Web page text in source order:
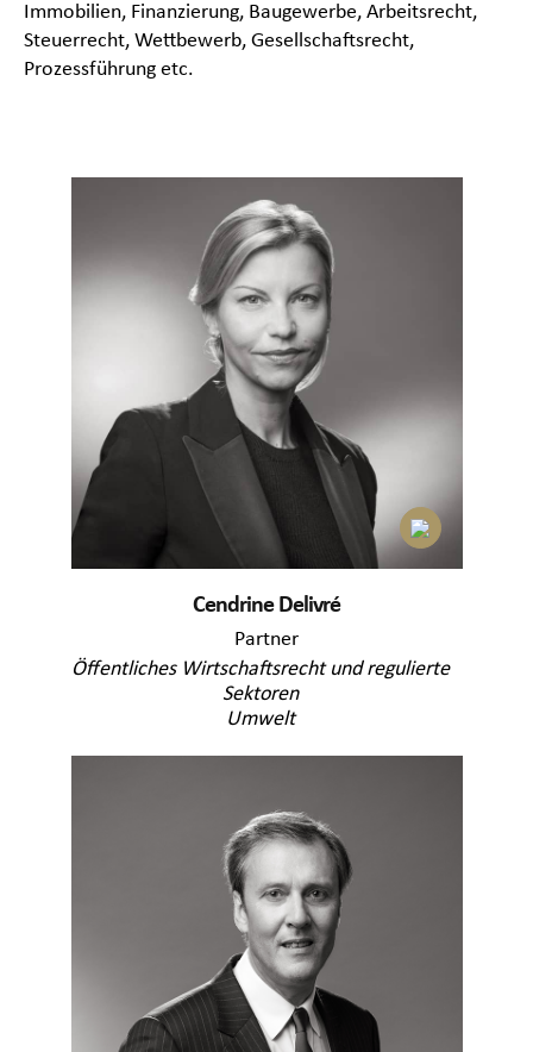
Immobilien, Finanzierung, Baugewerbe, Arbeitsrecht,
Steuerrecht, Wettbewerb, Gesellschaftsrecht,
Prozessführung etc.
Cendrine Delivré
Partner
Öffentliches Wirtschaftsrecht und regulierte
Sektoren
Umwelt